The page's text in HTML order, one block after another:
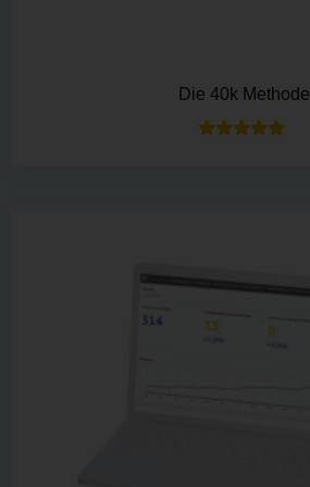
Die 40k Methode